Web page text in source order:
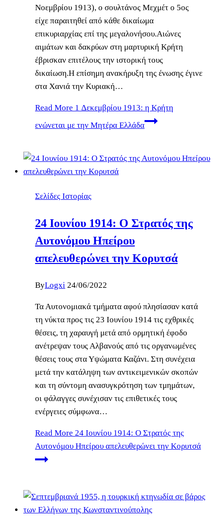
Νοεμβρίου 1913), ο σουλτάνος Μεχμέτ ο 5ος
είχε παραιτηθεί από κάθε δικαίωμα
επικυριαρχίας επί της μεγαλονήσου.Αιώνες
αιμάτων και δακρύων στη μαρτυρική Κρήτη
έβρισκαν επιτέλους την ιστορική τους
δικαίωση.Η επίσημη ανακήρυξη της ένωσης έγινε
στα Χανιά την Κυριακή…
Read More 1 Δεκεμβρίου 1913: η Κρήτη
ενώνεται με την Μητέρα Ελλάδα
Σελίδες Ιστορίας
24 Ιουνίου 1914: Ο Στρατός της
Αυτονόμου Ηπείρου
απελευθερώνει την Κορυτσά
ByLogxi 24/06/2022
Τα Αυτονομιακά τμήματα αφού πλησίασαν κατά
τη νύκτα προς τις 23 Ιουνίου 1914 τις εχθρικές
θέσεις, τη χαραυγή μετά από ορμητική έφοδο
ανέτρεψαν τους Αλβανούς από τις οργανωμένες
θέσεις τους στα Υψώματα Καζάνι. Στη συνέχεια
μετά την κατάληψη των αντικειμενικών σκοπών
και τη σύντομη ανασυγκρότηση των τμημάτων,
οι φάλαγγες συνέχισαν τις επιθετικές τους
ενέργειες σύμφωνα…
Read More 24 Ιουνίου 1914: Ο Στρατός της
Αυτονόμου Ηπείρου απελευθερώνει την Κορυτσά